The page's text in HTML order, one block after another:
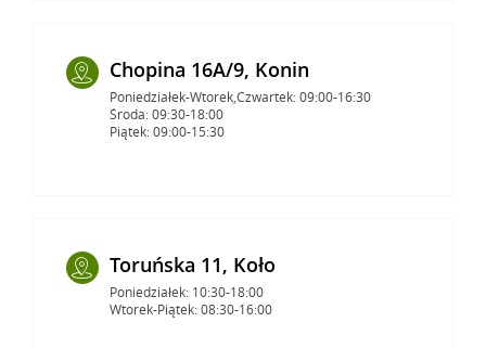
Chopina 16A/9, Konin
Poniedziałek-Wtorek,Czwartek: 09:00-16:30
Środa: 09:30-18:00
Piątek: 09:00-15:30
Toruńska 11, Koło
Poniedziałek: 10:30-18:00
Wtorek-Piątek: 08:30-16:00